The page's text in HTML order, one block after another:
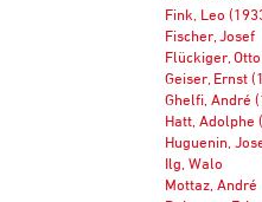
Fink, Leo
Fischer, Josef
Flückiger,
Geiser, Ernst
Ghelfi, André
Hatt, Adolphe
Huguenin,
Ilg, Walo
Mottaz, André